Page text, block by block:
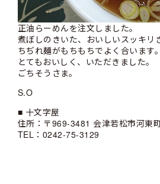
正油らーめんを注文しました。
煮ぼしのきいた、おいしいスッキリ
ちぢれ麺がもちもちでよく合います。
とてもおいしく、いただきました。
ごちそうさま。
S.O
■ 十文字屋
住所：〒969-3481 会津若松市河東
TEL：0242-75-3129